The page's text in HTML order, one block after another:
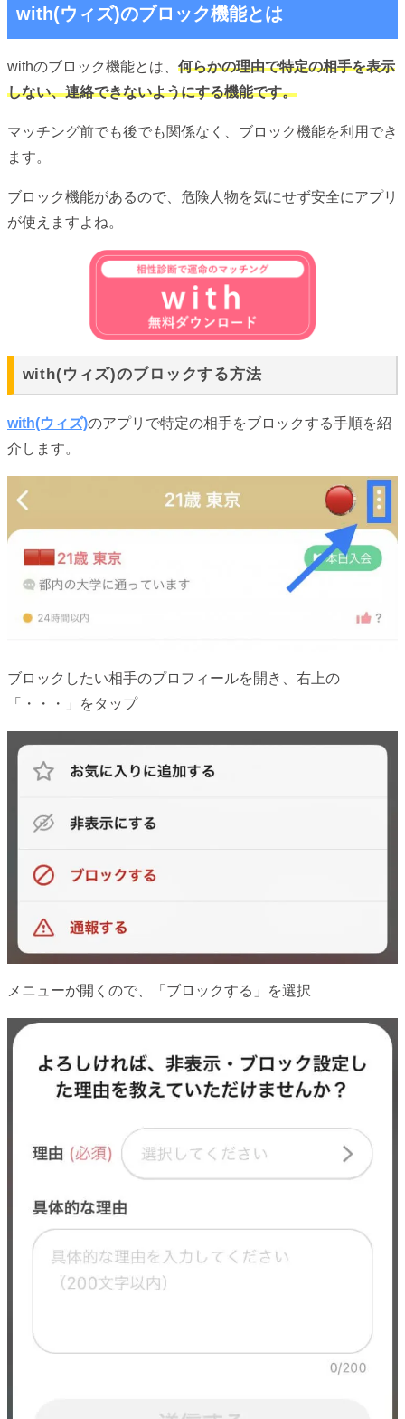
with(ウィズ)のブロック機能とは
withのブロック機能とは、 何らかの理由で特定の相手を表示
しない、連絡できないようにする機能です。
マッチング前でも後でも関係なく、ブロック機能を利用でき
ます。
ブロック機能があるので、危険人物を気にせず安全にアプリ
が使えますよね。
with(ウィズ)のブロックする方法
with(ウィズ)のアプリで特定の相手をブロックする手順を紹
介します。
ブロックしたい相手のプロフィールを開き、右上の
「・・・」をタップ
メニューが開くので、「ブロックする」を選択